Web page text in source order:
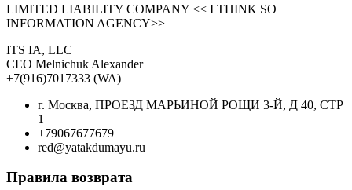
LIMITED LIABILITY COMPANY << I THINK SO
INFORMATION AGENCY>>
ITS IA, LLC
CEO Melnichuk Alexander
+7(916)7017333 (WA)
г. Москва, ПРОЕЗД МАРЬИНОЙ РОЩИ 3-Й, Д 40, СТР
1
+79067677679
red@yatakdumayu.ru
Правила возврата